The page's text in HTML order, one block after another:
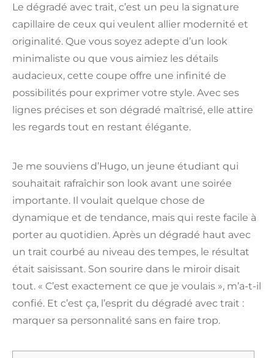
Le dégradé avec trait, c’est un peu la signature
capillaire de ceux qui veulent allier modernité et
originalité. Que vous soyez adepte d’un look
minimaliste ou que vous aimiez les détails
audacieux, cette coupe offre une infinité de
possibilités pour exprimer votre style. Avec ses
lignes précises et son dégradé maîtrisé, elle attire
les regards tout en restant élégante.
Je me souviens d’Hugo, un jeune étudiant qui
souhaitait rafraîchir son look avant une soirée
importante. Il voulait quelque chose de
dynamique et de tendance, mais qui reste facile à
porter au quotidien. Après un dégradé haut avec
un trait courbé au niveau des tempes, le résultat
était saisissant. Son sourire dans le miroir disait
tout. « C’est exactement ce que je voulais », m’a-t-il
confié. Et c’est ça, l’esprit du dégradé avec trait :
marquer sa personnalité sans en faire trop.